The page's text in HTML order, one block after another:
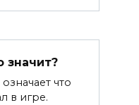
значит?
что
в игре.